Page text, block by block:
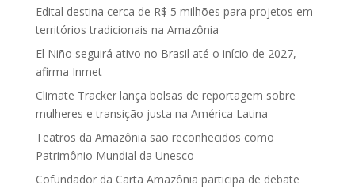
Edital destina cerca de R$ 5 milhões para projetos em
territórios tradicionais na Amazônia
El Niño seguirá ativo no Brasil até o início de 2027,
afirma Inmet
Climate Tracker lança bolsas de reportagem sobre
mulheres e transição justa na América Latina
Teatros da Amazônia são reconhecidos como
Patrimônio Mundial da Unesco
Cofundador da Carta Amazônia participa de debate